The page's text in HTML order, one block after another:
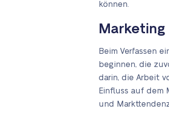
können.
Marketing
Beim Verfassen
beginnen, die
darin, die Arbeit
Einfluss auf dem
und